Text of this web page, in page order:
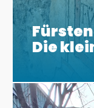
Die